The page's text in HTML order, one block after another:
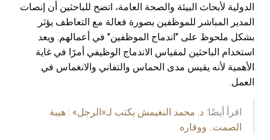
الدولية لأبحاث البيئة والصحة العامة، اتضح للباحثين أن إنصات
المدير المباشر للموظفين بصورة فعالة مع التعاطف يؤثر
بشكل ملحوظ على "اندماج الموظفين" في أعمالهم. ويعد
استخدام الباحثين لمقياس الاندماج الوظيفي أمرًا في غاية
الأهمية لأنه يقيس مدى الحماس والتفاني والانغماس في
العمل.
اقرأ أيضًا: د. محمد النغيمش يكتب لـ«الرجل» : هيبة
الصمت.. ووقاره